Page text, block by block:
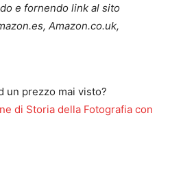
e fornendo link al sito
Amazon.co.uk,
un prezzo mai visto?
di Storia della Fotografia con